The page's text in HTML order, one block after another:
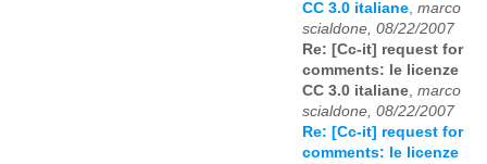
CC 3.0 italiane, marco
scialdone, 08/22/2007
Re: [Cc-it] request for
comments: le licenze
CC 3.0 italiane, marco
scialdone, 08/22/2007
Re: [Cc-it] request for
comments: le licenze